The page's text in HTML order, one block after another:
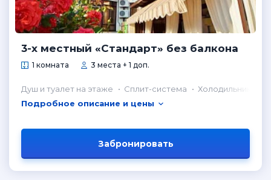
3-х местный «Стандарт» без балкона
1 комната 3 места + 1 доп.
Душ и туалет на этаже Сплит-система
Холодильник в
Подробное описание и цены
Забронировать